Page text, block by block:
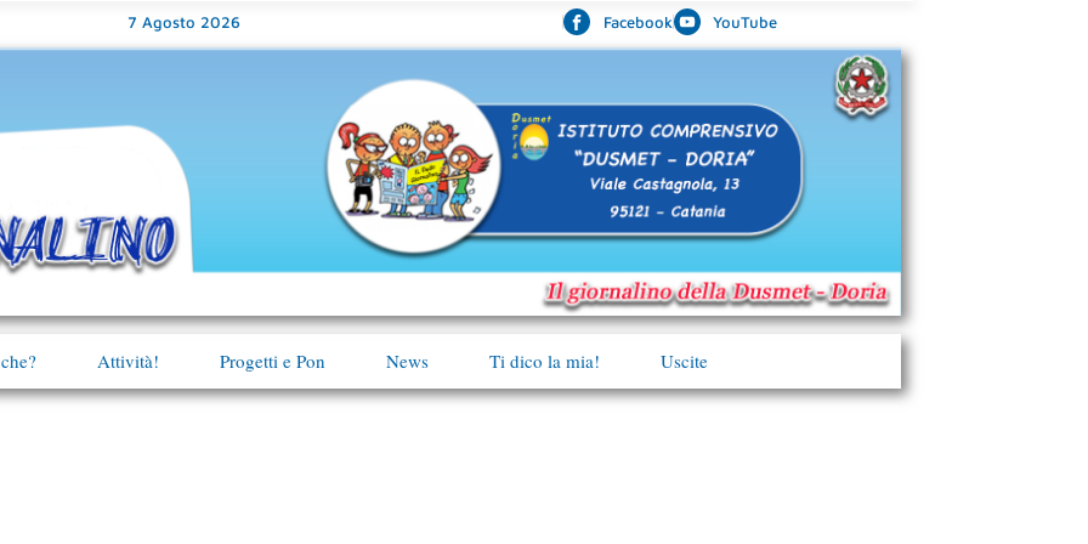
7 Agosto 2026 Facebook YouTube
Attività! Progetti e Pon News Ti dico la mia! Uscite